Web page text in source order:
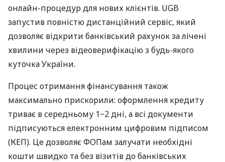
онлайн-процедур для нових клієнтів. UGB
запустив повністю дистанційний сервіс, який
дозволяє відкрити банківський рахунок за лічені
хвилини через відеоверифікацію з будь-якого
куточка України.
Процес отримання фінансування також
максимально прискорили: оформлення кредиту
триває в середньому 1−2 дні, а всі документи
підписуються електронним цифровим підписом
(КЕП). Це дозволяє ФОПам залучати необхідні
кошти швидко та без візитів до банківських